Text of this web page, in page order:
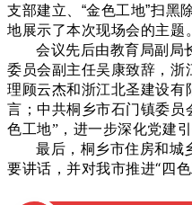
支部建立、“金色工地”扫黑
地展示了本次现场会的主题。
会议先后由教育局副局
委员会副主任吴康致辞，浙
理顾云杰和浙江北圣建设有
言；中共桐乡市石门镇委员
色工地”，进一步深化党建
最后，桐乡市住房和城
要讲话，并对我市推进“四